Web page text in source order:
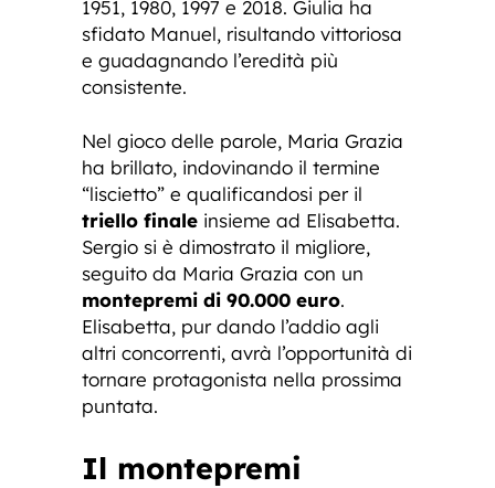
1951, 1980, 1997 e 2018. Giulia ha
sfidato Manuel, risultando vittoriosa
e guadagnando l’eredità più
consistente.
Nel gioco delle parole, Maria Grazia
ha brillato, indovinando il termine
“liscietto” e qualificandosi per il
triello finale insieme ad Elisabetta.
Sergio si è dimostrato il migliore,
seguito da Maria Grazia con un
montepremi di 90.000 euro.
Elisabetta, pur dando l’addio agli
altri concorrenti, avrà l’opportunità di
tornare protagonista nella prossima
puntata.
Il montepremi